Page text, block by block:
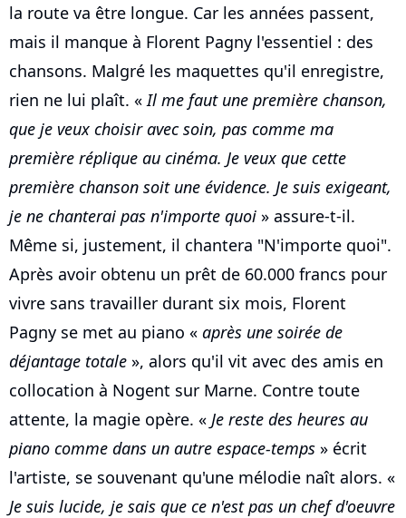
la route va être longue. Car les années passent,
mais il manque à Florent Pagny l'essentiel : des
chansons. Malgré les maquettes qu'il enregistre,
rien ne lui plaît. «Il me faut une première chanson,
que je veux choisir avec soin, pas comme ma
première réplique au cinéma. Je veux que cette
première chanson soit une évidence. Je suis exigeant,
je ne chanterai pas n'importe quoi » assure-t-il.
Même si, justement, il chantera "N'importe quoi".
Après avoir obtenu un prêt de 60.000 francs pour
vivre sans travailler durant six mois, Florent
Pagny se met au piano « après une soirée de
déjantage totale », alors qu'il vit avec des amis en
collocation à Nogent sur Marne. Contre toute
attente, la magie opère. « Je reste des heures au
piano comme dans un autre espace-temps » écrit
l'artiste, se souvenant qu'une mélodie naît alors. «
Je suis lucide, je sais que ce n'est pas un chef d'oeuvre